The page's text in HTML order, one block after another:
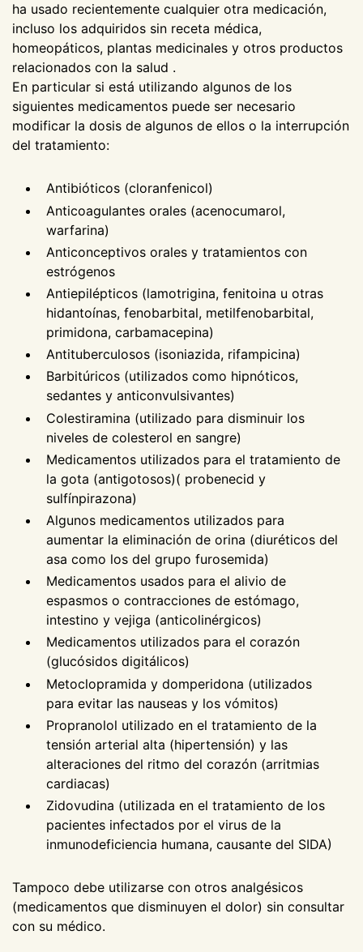
ha usado recientemente cualquier otra medicación,
incluso los adquiridos sin receta médica,
homeopáticos, plantas medicinales y otros productos
relacionados con la salud .
En particular si está utilizando algunos de los
siguientes medicamentos puede ser necesario
modificar la dosis de algunos de ellos o la interrupción
del tratamiento:
Antibióticos (cloranfenicol)
Anticoagulantes orales (acenocumarol,
warfarina)
Anticonceptivos orales y tratamientos con
estrógenos
Antiepilépticos (lamotrigina, fenitoina u otras
hidantoínas, fenobarbital, metilfenobarbital,
primidona, carbamacepina)
Antituberculosos (isoniazida, rifampicina)
Barbitúricos (utilizados como hipnóticos,
sedantes y anticonvulsivantes)
Colestiramina (utilizado para disminuir los
niveles de colesterol en sangre)
Medicamentos utilizados para el tratamiento de
la gota (antigotosos)( probenecid y
sulfínpirazona)
Algunos medicamentos utilizados para
aumentar la eliminación de orina (diuréticos del
asa como los del grupo furosemida)
Medicamentos usados para el alivio de
espasmos o contracciones de estómago,
intestino y vejiga (anticolinérgicos)
Medicamentos utilizados para el corazón
(glucósidos digitálicos)
Metoclopramida y domperidona (utilizados
para evitar las nauseas y los vómitos)
Propranolol utilizado en el tratamiento de la
tensión arterial alta (hipertensión) y las
alteraciones del ritmo del corazón (arritmias
cardiacas)
Zidovudina (utilizada en el tratamiento de los
pacientes infectados por el virus de la
inmunodeficiencia humana, causante del SIDA)
Tampoco debe utilizarse con otros analgésicos
(medicamentos que disminuyen el dolor) sin consultar
con su médico.